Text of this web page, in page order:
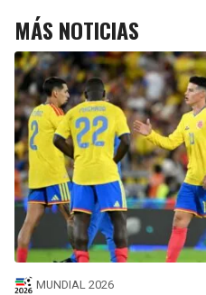
MÁS NOTICIAS
MUNDIAL 2026